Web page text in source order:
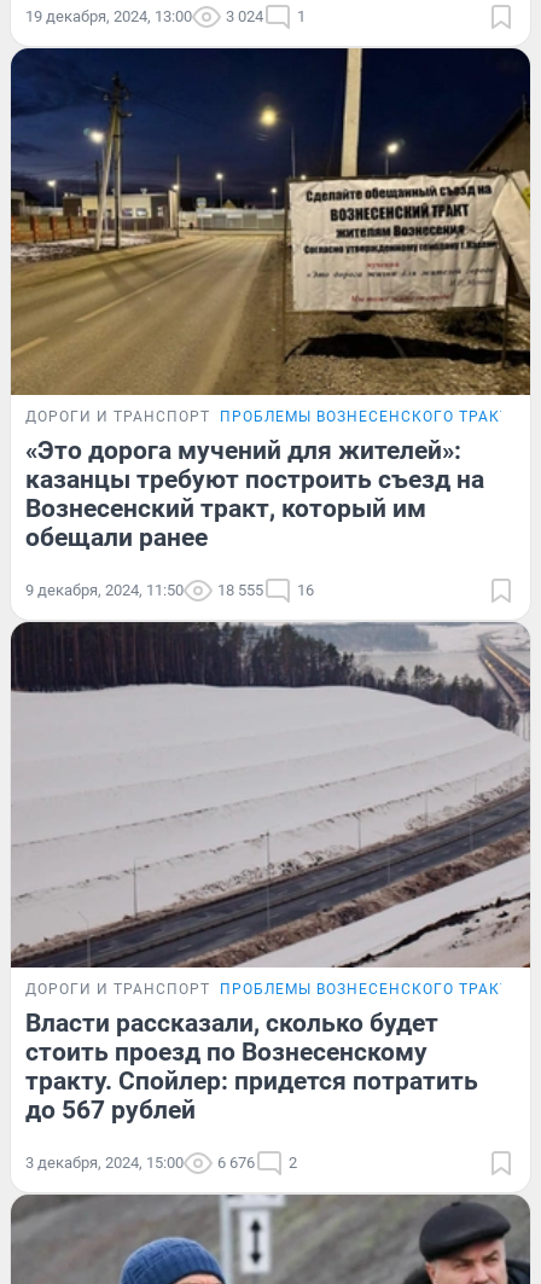
19 декабря, 2024, 13:00 3 024 1
ДОРОГИ И ТРАНСПОРТ ПРОБЛЕМЫ ВОЗНЕСЕНСКОГО ТРАКТА
«Это дорога мучений для жителей»:
казанцы требуют построить съезд на
Вознесенский тракт, который им
обещали ранее
9 декабря, 2024, 11:50 18 555 16
ДОРОГИ И ТРАНСПОРТ ПРОБЛЕМЫ ВОЗНЕСЕНСКОГО ТРАКТА
Власти рассказали, сколько будет
стоить проезд по Вознесенскому
тракту. Спойлер: придется потратить
до 567 рублей
3 декабря, 2024, 15:00 6 676 2